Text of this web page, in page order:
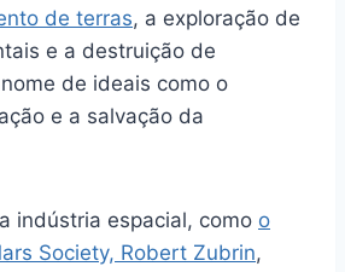
de terras, a exploração de
e a destruição de
de ideais como o
e a salvação da
indústria espacial, como o
Society, Robert Zubrin,